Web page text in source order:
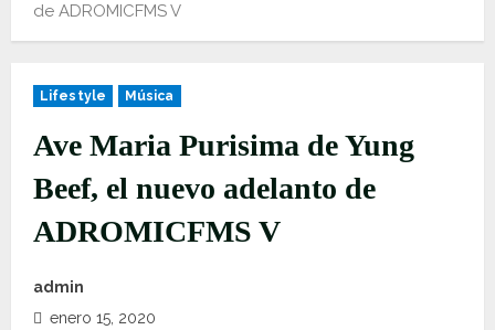
de ADROMICFMS V
Lifestyle Música
Ave Maria Purisima de Yung
Beef, el nuevo adelanto de
ADROMICFMS V
admin
enero 15, 2020